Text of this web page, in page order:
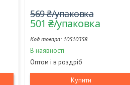
569 ₴/упаковка
501 ₴/упаковка
10510358
В наявності
Оптом і в роздріб
Купити